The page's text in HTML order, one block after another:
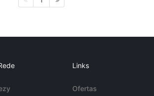
Links
Ofertas